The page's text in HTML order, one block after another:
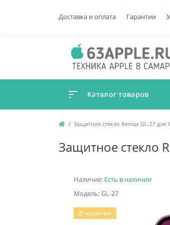
Доставка и оплата Гарантии
Каталог товаров
Защитное стекло Remax GL-27 для
Защитное стекло
Наличие: Есть в наличии
Модель: GL-27
В наличии